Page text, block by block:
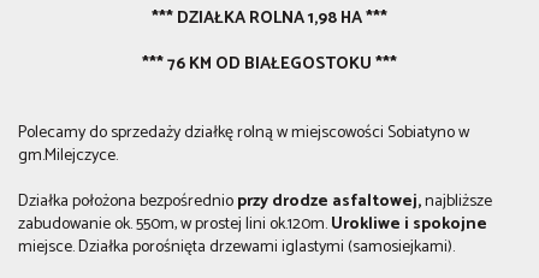
*** DZIAŁKA ROLNA 1,98 HA ***
*** 76 KM OD BIAŁEGOSTOKU ***
Polecamy do sprzedaży działkę rolną w miejscowości Sobiatyno w
gm.Milejczyce.
Działka położona bezpośrednioprzy drodze asfaltowej,najbliższe
zabudowanie ok. 550m, w prostej lini ok.120m.Urokliwe i spokojne
miejsce. Działka porośnięta drzewami iglastymi (samosiejkami).